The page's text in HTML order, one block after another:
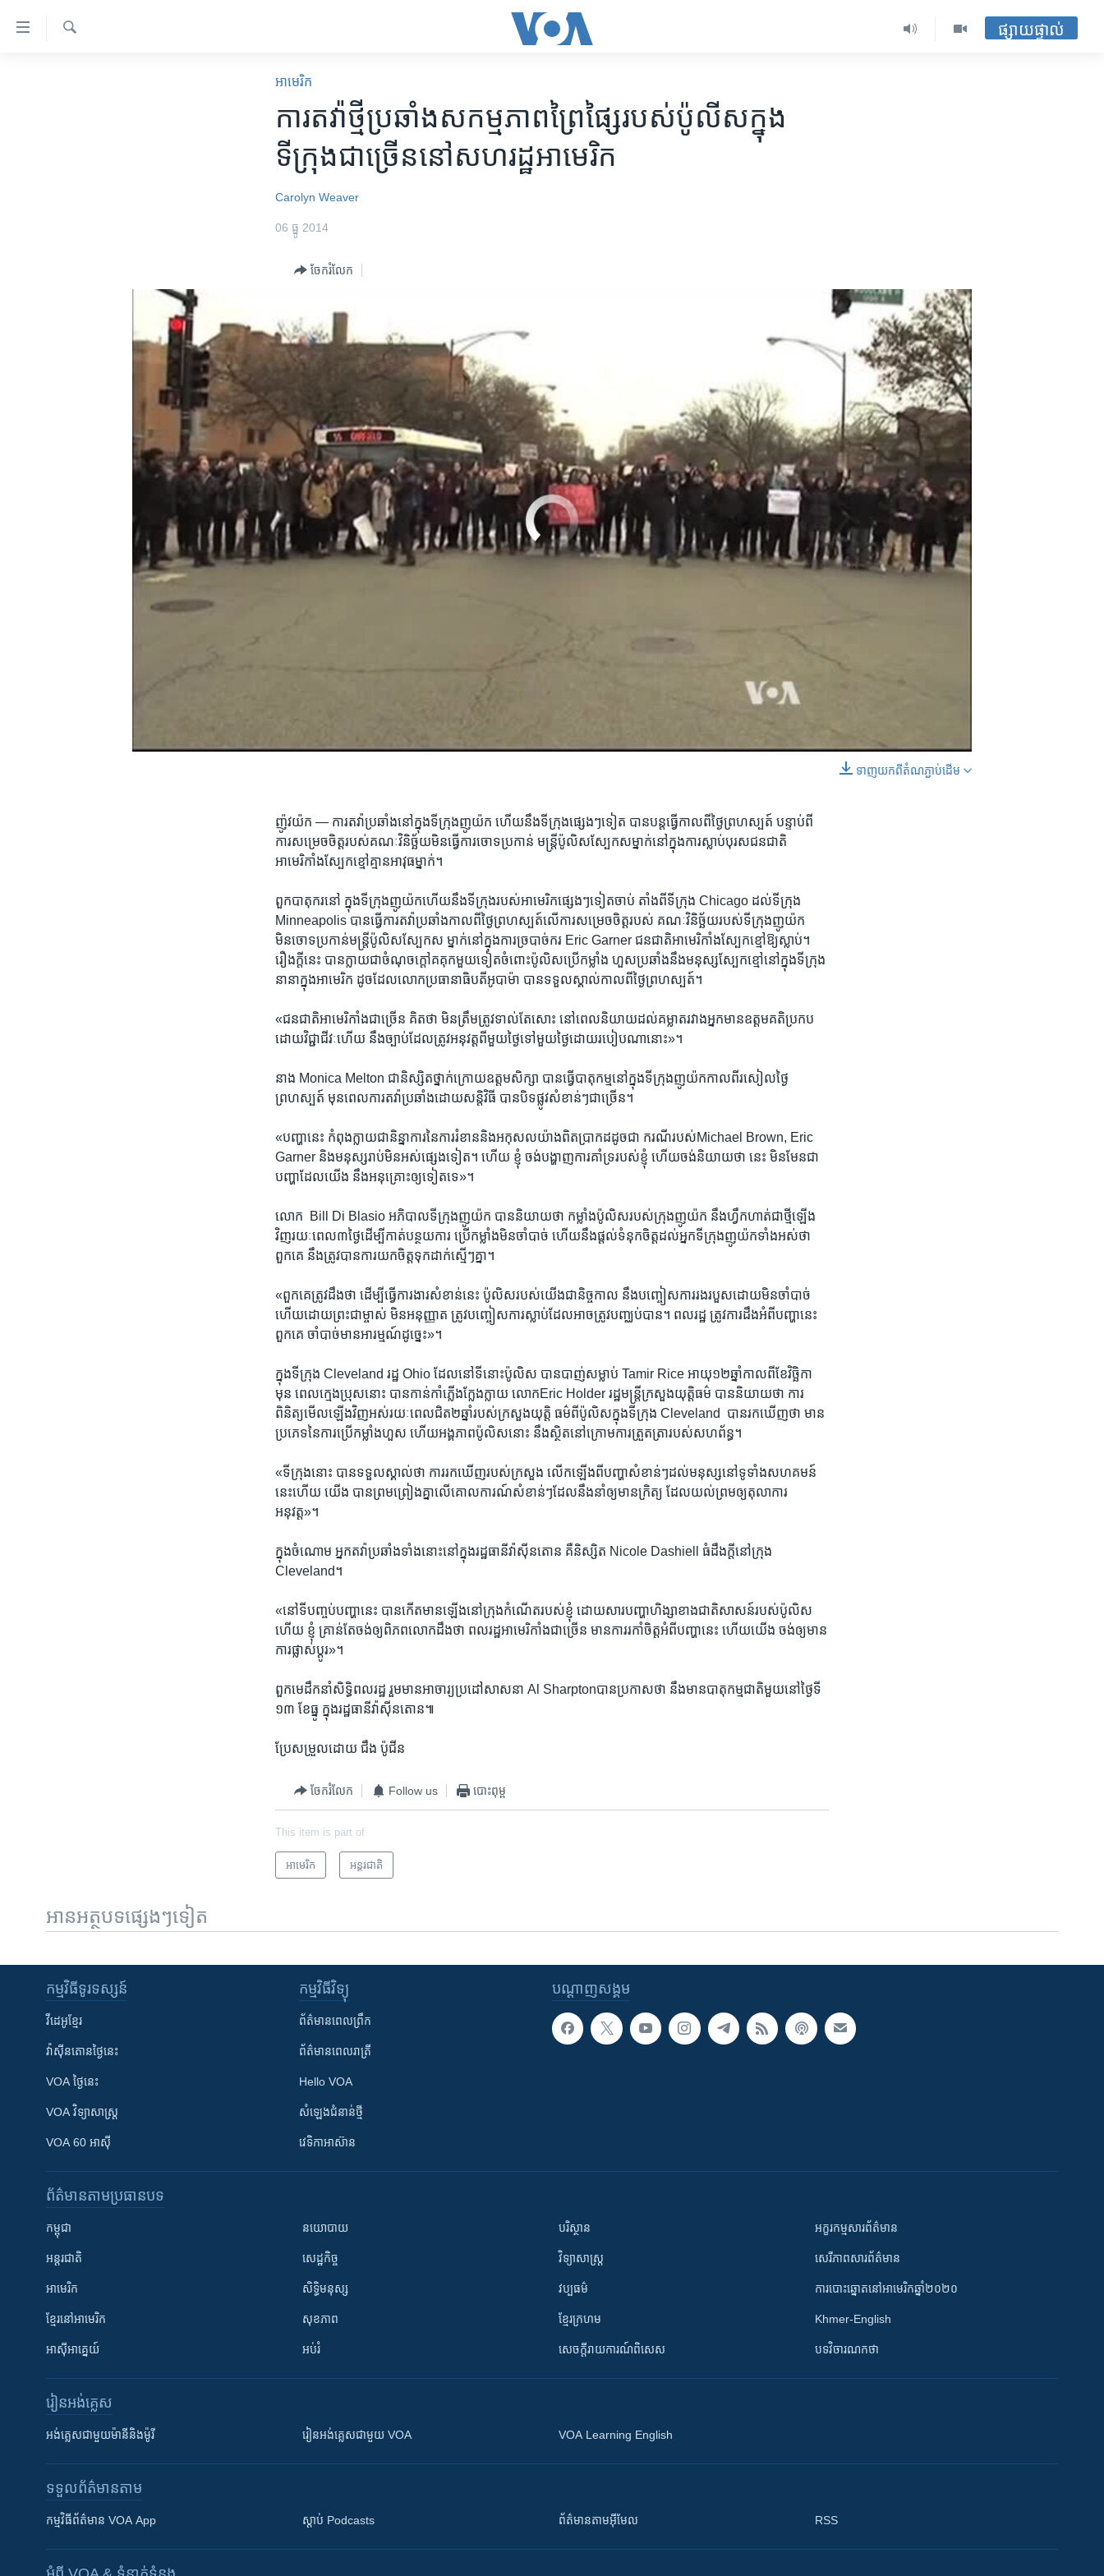
ទៅ​
ផ្សាយផ្ទាល់
អាមេរិក​
ការតវ៉ា​ថ្មី​ប្រឆាំង​សកម្មភាព​ព្រៃផ្សៃ​របស់​ប៉ូលីស​ក្នុង​
ទីក្រុង​ជា​ច្រើន​នៅ​សហរដ្ឋ​អាមេរិក
Carolyn Weaver
06 ធ្នូ 2014
ចែករំលែក
SHARE
No media source currently available
ទាញ​យក​ពី​តំណភ្ជាប់​ដើម
ញ៉ូវយ៉ក — ការតវ៉ា​ប្រឆាំងនៅ​ក្នុង​ទីក្រុង​ញូយ៉ក ហើយ​នឹង​ទីក្រុង​ផ្សេង​ៗ​ទៀត ​បាន​បន្ត​ធ្វើ​កាល​ពី​ថ្ងៃ​ព្រហស្បត៍ ​បន្ទាប់​ពី​
ការ​សម្រេចចិត្ត​របស់គណៈ​វិនិច្ឆ័យមិន​ធ្វើ​ការ​ចោទ​ប្រកាន់​ មន្ត្រីប៉ូលិស​ស្បែក​ស​ម្នាក់​នៅ​ក្នុង​ការ​ស្លាប់​បុរស​ជន​ជាតិ​
អាមេរិកាំង​ស្បែក​ខ្មៅ​គ្មាន​អាវុធ​ម្នាក់។
ពួក​បាតុករ​នៅ ​ក្នុង​ទីក្រុង​ញូយ៉ក​ហើយ​នឹង​ទី​ក្រុងរបស់​អាមេរិក​ផ្សេង​ៗ​ទៀត​ចាប់​ តាំង​ពី​ទីក្រុង​ Chicago ​ដល់​ទី​ក្រុង
Minneapolis​ ​បាន​ធ្វើ​ការតវ៉ា​ប្រឆាំង​កាល​ពី​ថ្ងៃ​ព្រហស្បត៍​លើ​ការ​សម្រេចចិត្ត​របស់​ គណៈវិនិច្ឆ័យ​របស់​ទីក្រុង​ញូយ៉ក​
មិនចោទ​ប្រកាន់មន្រ្តីប៉ូលិស​ស្បែកស​ ម្នាក់នៅ​ក្នុង​ការច្របាច់ករ​ Eric Garner ​ជន​ជាតិ​អាមេរិកាំង​ស្បែក​ខ្មៅ​ឱ្យ​ស្លាប់។
រឿងក្តី​នេះ ​បាន​ក្លាយ​ជា​ចំណុច​ក្តៅ​គគុក​មួយ​ទៀត​ចំពោះ​ប៉ូលិស​ប្រើ​កម្លាំង​ ហួសប្រឆាំង​នឹង​មនុស្ស​ស្បែក​ខ្មៅនៅ​ក្នុង​ទីក្រុង​
នានា​ក្នុងអាមេរិក ​ដូច​ដែល​លោក​ប្រធានា​ធិបតីអូបាម៉ា ​បាន​ទទួល​ស្គាល់​កាល​ពី​ថ្ងៃ​ព្រហស្បត៍។
«ជន​ជាតិ​អាមេរិកាំង​ជាច្រើន គិតថា មិន​ត្រឹម​ត្រូវ​ទាល់​តែ​សោះ នៅពេល​និយាយដល់​គម្លាត​រវាងអ្នកមានឧត្តម​គតិ​ប្រកប​
ដោយ​វិជ្ជា​ជីវៈ​ហើយ​ នឹងច្បាប់​ដែល​ត្រូវ​អនុវត្ត​ពីមួយថ្ងៃ​ទៅ​មួយ​ថ្ងៃ​ដោយ​របៀប​ណា​នោះ»។
នាង Monica Melton ​ជា​និស្សិត​ថ្នាក់​ក្រោយ​ឧត្តម​សិក្សា​ ​បានធ្វើបាតុកម្មនៅ​ក្នុង​ទីក្រុង​ញូយ៉ក​កាល​ពី​រសៀល​ថ្ងៃ​
ព្រហស្បត៍​ មុនពេល​ការតវ៉ា​ប្រឆាំង​ដោយ​សន្តិវិធី បាន​បិទ​ផ្លូវ​សំ​ខាន់ៗ​ជា​ច្រើន។
«បញ្ហា​នេះ ​កំពុង​ក្លាយ​ជា​និន្នាការ​នៃ​ការ​រំខាន​និង​អកុសលយ៉ាង​ពិត​ប្រាកដ​ដូច​ជា ករណី​របស់​Michael Brown, Eric
Garner ​និង​មនុស្ស​រាប់​មិន​អស់ផ្សេង​ទៀត​។ ហើយ ​ខ្ញុំ ​ចង់​បង្ហាញ​ការ​គាំទ្រ​របស់​ខ្ញុំ ​ហើយ​ចង់​និយាយ​ថា ​នេះ​ មិន​មែន​ជា​
បញ្ហា​ដែល​យើង ​នឹងអនុគ្រោះ​ឲ្យ​ទៀត​ទេ»។
លោក ​ Bill Di Blasio ​អភិបាល​ទីក្រុង​ញូយ៉ក ​បាន​និយាយ​ថា ​កម្លាំង​ប៉ូលិស​របស់​ក្រុង​ញូយ៉ក ​នឹង​ហ្វឹក​ហាត់​ជាថ្មីឡើង
វិញ​រយៈ​ពេល​៣​ថ្ងៃ​ដើម្បី​កាត់​បន្ថយ​ការ​ ប្រើ​កម្លាំង​មិន​ចាំបាច់ ​ហើយ​នឹង​ផ្តល់​ទំនុក​ចិត្ត​ដល់​អ្នកទីក្រុង​ញូយ៉ក​ទាំងអស់ថា ​
ពួកគេ ​នឹង​ត្រូវ​បាន​ការ​យក​ចិត្ត​ទុក​ដាក់​ស្មើៗ​គ្នា។
«ពួកគេ​ត្រូវ​ដឹង​ថា ​ដើម្បី​ធ្វើ​ការងារ​សំខាន់​នេះ ​ប៉ូលិសរបស់​យើង​ជានិច្ច​កាល​ នឹងបញ្ចៀសការ​រង​របួស​ដោយ​មិន​ចាំ​បាច់ ​
ហើយ​ដោយ​ព្រះជាម្ចាស់ ​មិន​អនុញ្ញាត ​ត្រូវបញ្ចៀស​ការស្លាប់​ដែល​អាច​ត្រូវ​បញ្ឈប់​បាន។ ពលរដ្ឋ ​ត្រូវ​ការ​ដឹងអំពីបញ្ហា​នេះ ​
ពួកគេ​ ចាំបាច់​មាន​អារម្មណ៍​ដូច្នេះ»។
ក្នុង​ទីក្រុង ​Cleveland ​រដ្ឋ​ Ohio ​ដែល​នៅ​ទី​នោះ​ប៉ូលិស ​បាន​បាញ់​សម្លាប់ Tamir Rice ​អាយុ​១២​ឆ្នាំ​កាល​ពី​ខែ​វិច្ឆិកា​
មុន ​ពេល​ក្មេង​ប្រុសនោះ ​បាន​កាន់​កាំភ្លើង​ក្លែងក្លាយ ​លោកEric Holder ​រដ្ឋ​មន្រ្តី​ក្រសួង​យុត្តិ​ធម៌ ​បាន​និយាយ​ថា ​ការ​
ពិនិត្យ​មើល​ឡើង​វិញ​អស់​រយៈ​ពេល​ជិត​២​ឆ្នាំ​របស់​ក្រសួង​យុត្តិ​ ធម៌​ពី​ប៉ូលិស​ក្នុង​ទីក្រុង Cleveland ​ បាន​រក​ឃើញថា ​មាន​
ប្រភេទ​នៃ​ការ​ប្រើ​កម្លាំង​ហួស ​ហើយ​អង្គភាព​ប៉ូលិស​នោះ ​នឹង​ស្ថិត​នៅក្រោម​ការត្រួតត្រា​របស់​សហព័ន្ធ។
«ទី​ក្រុង​នោះ ​បាន​ទទួលស្គាល់ថា ​ការរកឃើញ​របស់​ក្រសួង​ លើក​ឡើង​ពី​បញ្ហា​សំខាន់ៗ​ដល់​មនុស្ស​នៅ​ទូទាំង​សហគមន៍​
នេះហើយ ​យើង ​បាន​ព្រម​ព្រៀង​គ្នា​លើ​គោលការណ៍​សំ​ខាន់ៗ​ដែល​នឹង​នាំឲ្យ​មាន​ក្រិត្យ​ ដែលយល់​ព្រម​ឲ្យ​តុលាការ​
អនុវត្ត»។
ក្នុង​ចំណោម​ អ្នកតវ៉ា​ប្រឆាំង​ទាំង​នោះនៅ​ក្នុង​រដ្ឋ​ធានី​វ៉ាស៊ីន​តោន ​គឺ​និស្សិត Nicole Dashiell ធំ​ដឹង​ក្តី​នៅ​ក្រុង ​
Cleveland។
«នៅទី​បញ្ចប់​បញ្ហា​នេះ ​បាន​កើត​មាន​ឡើងនៅ​ក្រុង​កំណើត​របស់​ខ្ញុំ ​ដោយ​សារ​បញ្ហា​ហិង្សាខាង​ជាតិ​សាសន៍​របស់​ប៉ូលិស ​
ហើយ​ ខ្ញុំ ​គ្រាន់​តែចង់​ឲ្យ​ពិភពលោក​ដឹង​ថា ​ពលរដ្ឋ​អាមេរិកាំងជា​ច្រើន ​មាន​ការ​រកាំ​ចិត្ត​អំពី​បញ្ហា​នេះ ​ហើយ​យើង ​ចង់ឲ្យ​មាន​
ការ​ផ្លាស់​ប្តូរ»។
​ពួក​មេដឹកនាំសិទ្ធិ​ពល​រដ្ឋ ​រួមមានអាចារ្យ​ប្រដៅ​សាសនា​ Al Sharpton​បាន​ប្រ​កាសថា ​នឹង​មាន​បាតុកម្មជាតិ​មួ​យ​នៅ​ថ្ងៃ​ទី​
១៣ ​ខែ​ធ្នូ​ ក្នុងរដ្ឋ​ធានីវ៉ាស៊ីន​តោន៕​
ប្រែ​សម្រួល​ដោយ ​ជឹង ​ប៉ូជីន
ចែករំលែក Follow us បោះពុម្ព
This item is part of
អាមេរិក​ អន្តរជាតិ
អានអត្ថបទផ្សេងៗទៀត
បណ្តាញ​សង្គម
កម្មវិធី​ទូរទស្សន៍
វីដេអូ​ខ្មែរ
វ៉ាស៊ីនតោន​ថ្ងៃ​នេះ
VOA ថ្ងៃនេះ
VOA ​វិទ្យាសាស្ត្រ
VOA 60 អាស៊ី
កម្មវិធី​វិទ្យុ
ព័ត៌មាន​ពេល​ព្រឹក
ព័ត៌មាន​​ពេល​រាត្រី
Hello VOA
សំឡេង​ជំនាន់​ថ្មី
វេទិកា​អាស៊ាន
ព័ត៌មាន​តាមប្រធានបទ​
កម្ពុជា
អន្តរជាតិ
អាមេរិក
ខ្មែរ​នៅអាមេរិក
អាស៊ីអាគ្នេយ៍
នយោបាយ
សេដ្ឋកិច្ច
សិទ្ធិមនុស្ស
សុខភាព
អប់រំ
បរិស្ថាន
វិទ្យាសាស្រ្ត
វប្បធម៌
ខ្មែរក្រហម
សេចក្តីរាយការណ៍ពិសេស
អក្ខរកម្មសារព័ត៌មាន
សេរីភាពសារព័ត៌មាន
ការបោះឆ្នោតនៅអាមេរិកឆ្នាំ២០២០
Khmer-English
បទវិចារណកថា
រៀន​​អង់គ្លេស
អង់គ្លេស​ជាមួយ​ម៉ានី​និង​ម៉ូរី រៀន​​​​​​អង់គ្លេស​​ជាមួយ VOA VOA Learning English
ទទួល​ព័ត៌មាន​តាម
កម្មវិធី​ព័ត៌មាន VOA App ស្តាប់ Podcasts ព័ត៌មាន​តាម​អ៊ីមែល RSS